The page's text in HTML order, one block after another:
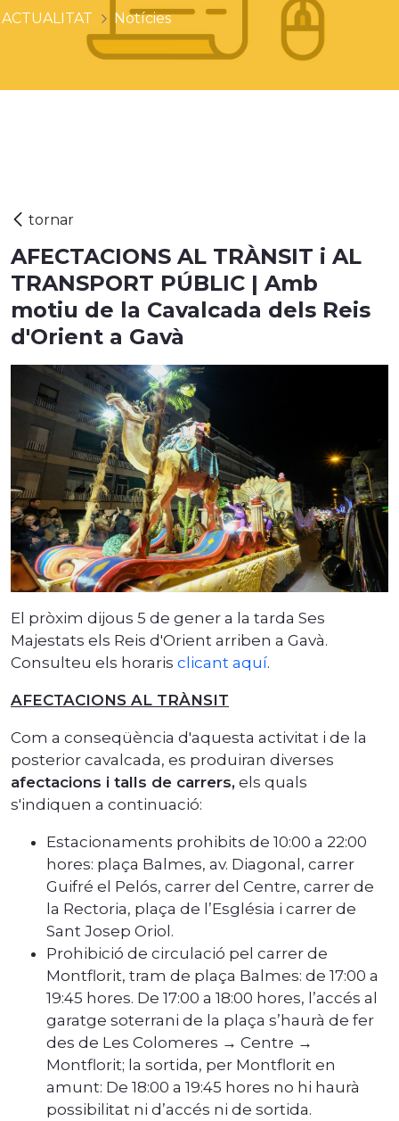
ACTUALITAT Notícies
AFECTACIONS AL TRÀNSIT i AL
TRANSPORT PÚBLIC | Amb
motiu de la Cavalcada dels Reis
d'Orient a Gavà
El pròxim dijous 5 de gener a la tarda Ses
Majestats els Reis d'Orient arriben a Gavà.
Consulteu els horaris clicant aquí.
AFECTACIONS AL TRÀNSIT
Com a conseqüència d'aquesta activitat i de la
posterior cavalcada, es produiran diverses
afectacions i talls de carrers, els quals
s'indiquen a continuació:
Estacionaments prohibits de 10:00 a 22:00
hores: plaça Balmes, av. Diagonal, carrer
Guifré el Pelós, carrer del Centre, carrer de
la Rectoria, plaça de l’Església i carrer de
Sant Josep Oriol.
Prohibició de circulació pel carrer de
Montflorit, tram de plaça Balmes: de 17:00 a
19:45 hores. De 17:00 a 18:00 hores, l’accés al
garatge soterrani de la plaça s’haurà de fer
des de Les Colomeres → Centre →
Montflorit; la sortida, per Montflorit en
amunt: De 18:00 a 19:45 hores no hi haurà
possibilitat ni d’accés ni de sortida.